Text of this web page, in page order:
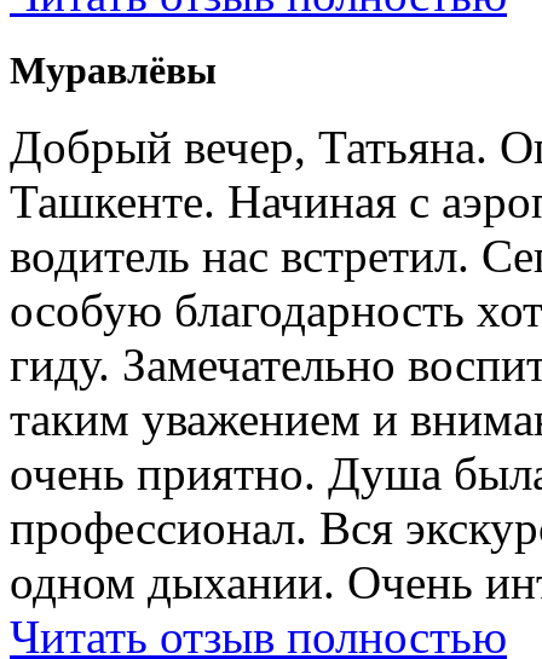
Муравлёвы
Добрый вечер, Татьяна.
Ташкенте. Начиная с
водитель нас встретил.
особую благодарность
гиду. Замечательно
таким уважением и
очень приятно. Душа
профессионал. Вся
одном дыхании. Очень
Читать отзыв полностью